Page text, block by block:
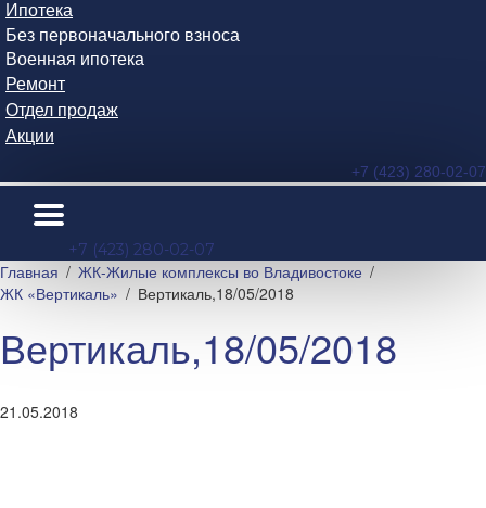
Ипотека
Без первоначального взноса
Военная ипотека
Ремонт
Отдел продаж
Акции
+7 (423) 280-02-07
+7 (423) 280-02-07
Главная
ЖК-Жилые комплексы во Владивостоке
ЖК «Вертикаль»
Вертикаль,18/05/2018
Вертикаль,18/05/2018
21.05.2018